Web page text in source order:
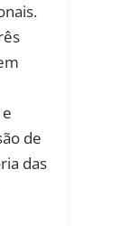
de
das